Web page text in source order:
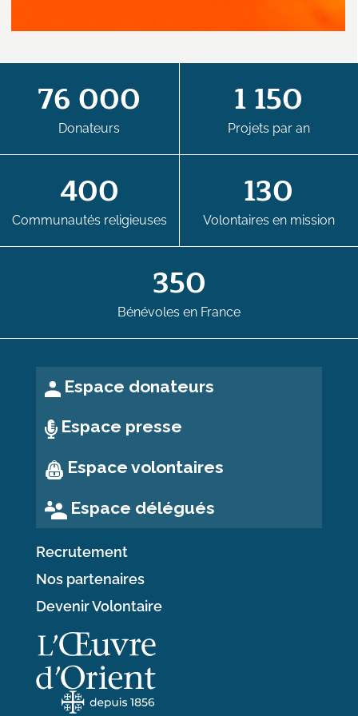
76 000
Donateurs
1 150
Projets par an
400
Communautés religieuses
130
Volontaires en mission
350
Bénévoles en France
Espace donateurs
Espace presse
Espace volontaires
Espace délégués
Recrutement
Nos partenaires
Devenir Volontaire